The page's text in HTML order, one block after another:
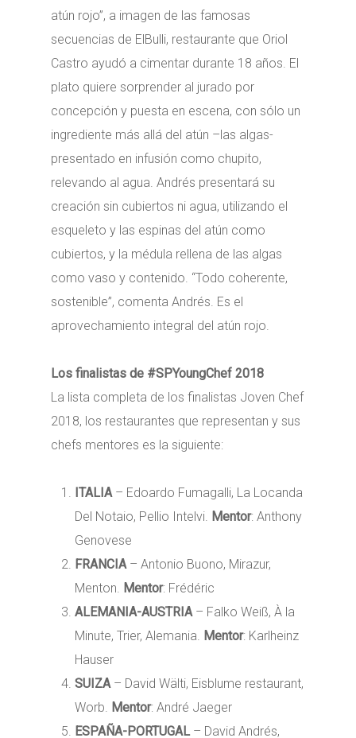
atún rojo”, a imagen de las famosas
secuencias de ElBulli, restaurante que Oriol
Castro ayudó a cimentar durante 18 años. El
plato quiere sorprender al jurado por
concepción y puesta en escena, con sólo un
ingrediente más allá del atún –las algas-
presentado en infusión como chupito,
relevando al agua. Andrés presentará su
creación sin cubiertos ni agua, utilizando el
esqueleto y las espinas del atún como
cubiertos, y la médula rellena de las algas
como vaso y contenido. “Todo coherente,
sostenible”, comenta Andrés. Es el
aprovechamiento integral del atún rojo.
Los finalistas de #SPYoungChef 2018
La lista completa de los finalistas Joven Chef
2018, los restaurantes que representan y sus
chefs mentores es la siguiente:
ITALIA– Edoardo Fumagalli, La Locanda
Del Notaio, Pellio Intelvi. Mentor: Anthony
Genovese
FRANCIA– Antonio Buono, Mirazur,
Menton. Mentor: Frédéric
ALEMANIA-AUSTRIA– Falko Weiß, À la
Minute, Trier, Alemania. Mentor: Karlheinz
Hauser
SUIZA– David Wälti, Eisblume restaurant,
Worb. Mentor: André Jaeger
ESPAÑA-PORTUGAL– David Andrés,